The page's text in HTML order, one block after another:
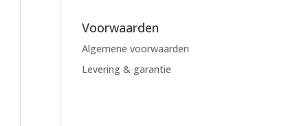
Voorwaarden
Algemene voorwaarden
Levering & garantie